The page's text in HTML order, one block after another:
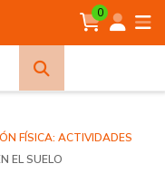
0
FÍSICA: ACTIVIDADES
EL SUELO